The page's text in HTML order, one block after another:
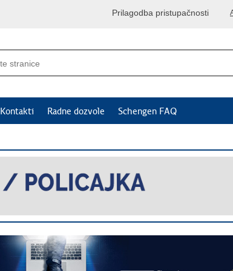
Prilagodba pristupačnosti
Kontakti Radne dozvole Schengen FAQ